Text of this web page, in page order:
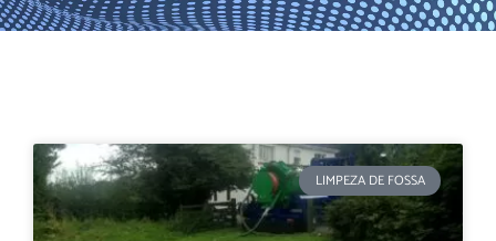
LIMPEZA DE FOSSA